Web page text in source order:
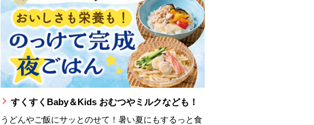
すくすくBaby＆Kids おむつやミルクなども！
うどんやご飯にサッとのせて！暑い夏にもするっと食